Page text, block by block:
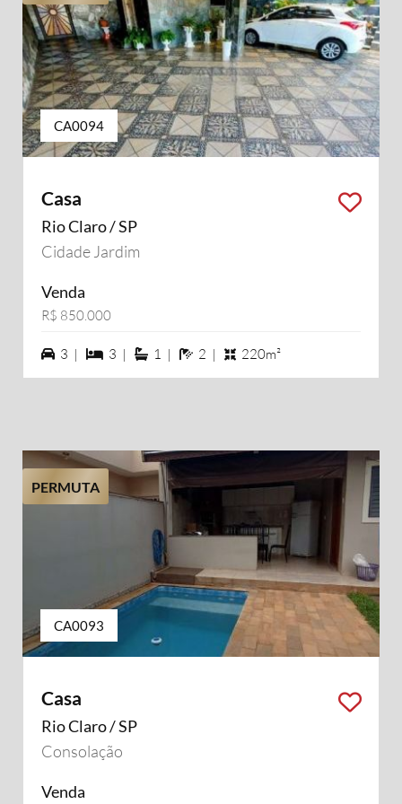
CA0094
Casa
Rio Claro / SP
Cidade Jardim
Venda
R$ 850.000
3 vagas na garagem
3 | 3 dormiórios
3 | 1 suítes
1 | 2 banheiros
2 | 220m²
PERMUTA
CA0093
Casa
Rio Claro / SP
Consolação
Venda